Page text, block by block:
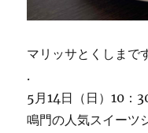
マリッサとくしまで
.
5月14日（日）10：
鳴門の人気スイーツ